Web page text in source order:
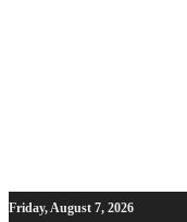
Friday, August 7, 2026